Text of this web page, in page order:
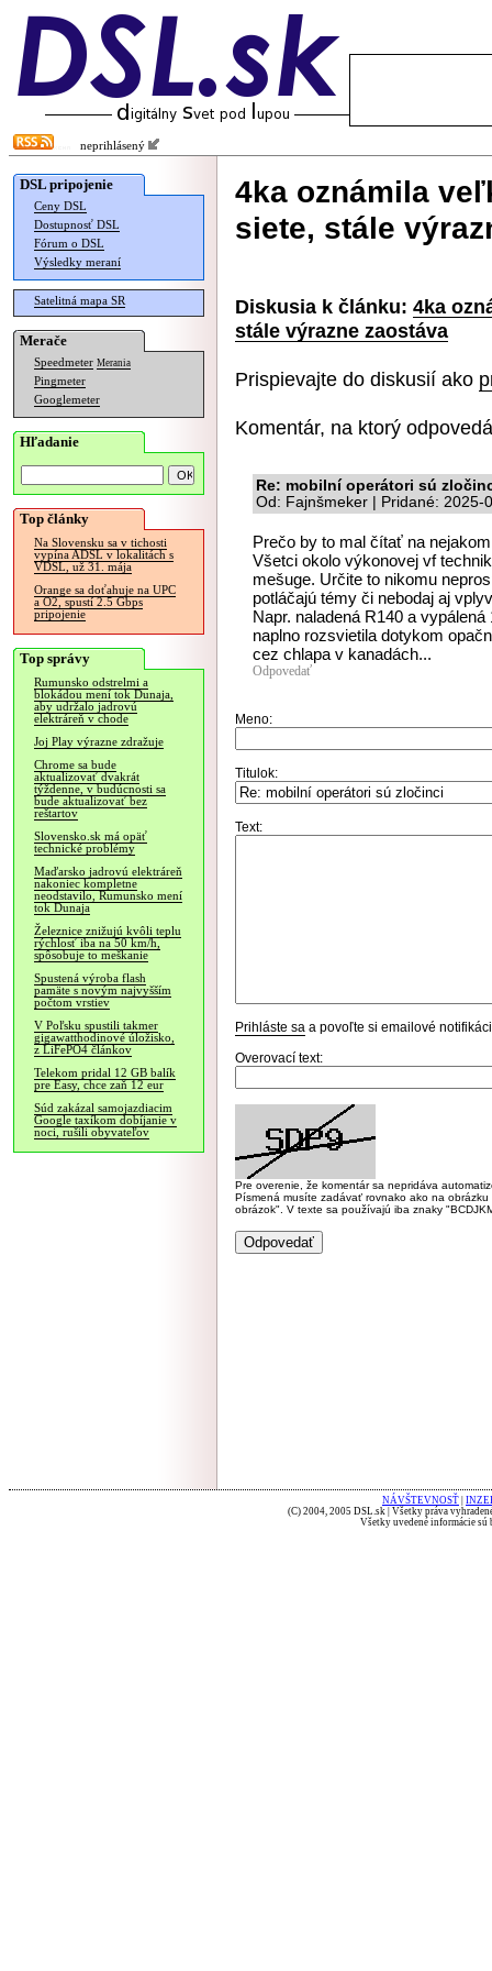
neprihlásený
DSL pripojenie
Ceny DSL
Dostupnosť DSL
Fórum o DSL
Výsledky meraní
Satelitná mapa SR
Merače
Speedmeter Merania
Pingmeter
Googlemeter
Hľadanie
Top články
Na Slovensku sa v tichosti
vypína ADSL v lokalitách s
VDSL, už 31. mája
Orange sa doťahuje na UPC
a O2, spustí 2.5 Gbps
pripojenie
Top správy
Rumunsko odstrelmi a
blokádou mení tok Dunaja,
aby udržalo jadrovú
elektráreň v chode
Joj Play výrazne zdražuje
Chrome sa bude
aktualizovať dvakrát
týždenne, v budúcnosti sa
bude aktualizovať bez
reštartov
Slovensko.sk má opäť
technické problémy
Maďarsko jadrovú elektráreň
nakoniec kompletne
neodstavilo, Rumunsko mení
tok Dunaja
Železnice znižujú kvôli teplu
rýchlosť iba na 50 km/h,
spôsobuje to meškanie
Spustená výroba flash
pamäte s novým najvyšším
počtom vrstiev
V Poľsku spustili takmer
gigawatthodinové úložisko,
z LiFePO4 článkov
Telekom pridal 12 GB balík
pre Easy, chce zaň 12 eur
Súd zakázal samojazdiacim
Google taxíkom dobíjanie v
noci, rušili obyvateľov
4ka oznámila
siete, stále
Diskusia k článku: 4ka
stále výrazne zaostáva
Prispievajte do diskusií ako
Komentár, na ktorý
Re: mobilní operátori sú
Od: Fajnšmeker | Pridané: 2025-
Prečo by to mal čítať na
Všetci okolo výkonovej vf
mešuge. Určite to nikomu
potláčajú témy či nebodaj aj
Napr. naladená R140 a
naplno rozsvietila dotykom
cez chlapa v kanadách...
Odpovedať
Meno:
Titulok:
Text:
Prihláste sa a povoľte si emailové
Overovací text:
Pre overenie, že komentár sa nepridáva
Písmená musíte zadávať rovnako ako na
obrázok". V texte sa používajú iba znaky
NÁVŠTEVNOSŤ
(C) 2004, 2005 DSL.sk | Všetky práva
Všetky uvedené informácie sú